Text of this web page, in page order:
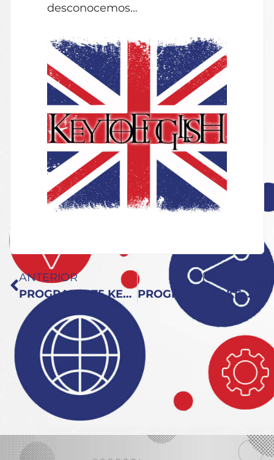
desconocemos…
ANTERIOR
PROGRAMA 75 KEY TO ENGLISH: En Estocolmo Hablan Inglés que Nos lo Cuenta @Javtweet
SIGUIENTE
PROGRAMA 77 KEY TO ENGLISH: El Programa del No